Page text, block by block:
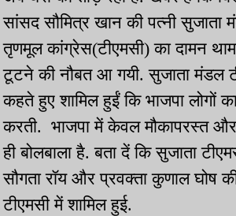
सांसद सौमित्र खान की पत्नी सुजाता
तृणमूल कांग्रेस(टीएमसी) का दामन
टूटने की नौबत आ गयी. सुजाता मंडल
कहते हुए शामिल हुईं कि भाजपा लोगों
करती. भाजपा में केवल मौकापरस्त और
ही बोलबाला है. बता दें कि सुजाता
सौगता रॉय और प्रवक्ता कुणाल घोष
टीएमसी में शामिल हुई.